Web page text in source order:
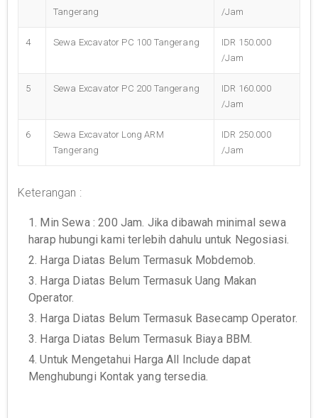
Tangerang
/Jam
4 Sewa Excavator PC 100 Tangerang
IDR 150.000
/Jam
5 Sewa Excavator PC 200 Tangerang
IDR 160.000
/Jam
6
Sewa Excavator Long ARM
Tangerang
IDR 250.000
/Jam
Keterangan :
1. Min Sewa : 200 Jam. Jika dibawah minimal sewa
harap hubungi kami terlebih dahulu untuk Negosiasi.
2. Harga Diatas Belum Termasuk Mobdemob.
3. Harga Diatas Belum Termasuk Uang Makan
Operator.
3. Harga Diatas Belum Termasuk Basecamp Operator.
3. Harga Diatas Belum Termasuk Biaya BBM.
4. Untuk Mengetahui Harga All Include dapat
Menghubungi Kontak yang tersedia.